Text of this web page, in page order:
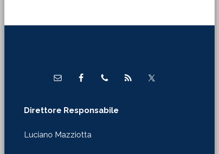
Direttore Responsabile
Luciano Mazziotta